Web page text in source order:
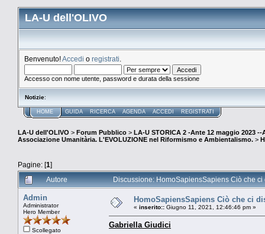
LA-U dell'OLIVO
Benvenuto!Accedi o registrati
Accesso con nome utente, password e durata della sessione
Notizie:
HOME GUIDA RICERCA AGENDA ACCEDI REGISTRATI
LA-U dell'OLIVO > Forum Pubblico > LA-U STORICA 2 -Ante 12 maggio 2023 --
Associazione Umanitària. L'EVOLUZIONE nel Riformismo e Ambientalismo. >
Pagine: [1]
Autore
Discussione: HomoSapiensSapiens Ciò che
Admin
Administrator
Hero Member
Scollegato
HomoSapiensSapiens Ciò che ci
« inserito:: Giugno 11, 2021, 12:46:46 pm »
Gabriella Giudici